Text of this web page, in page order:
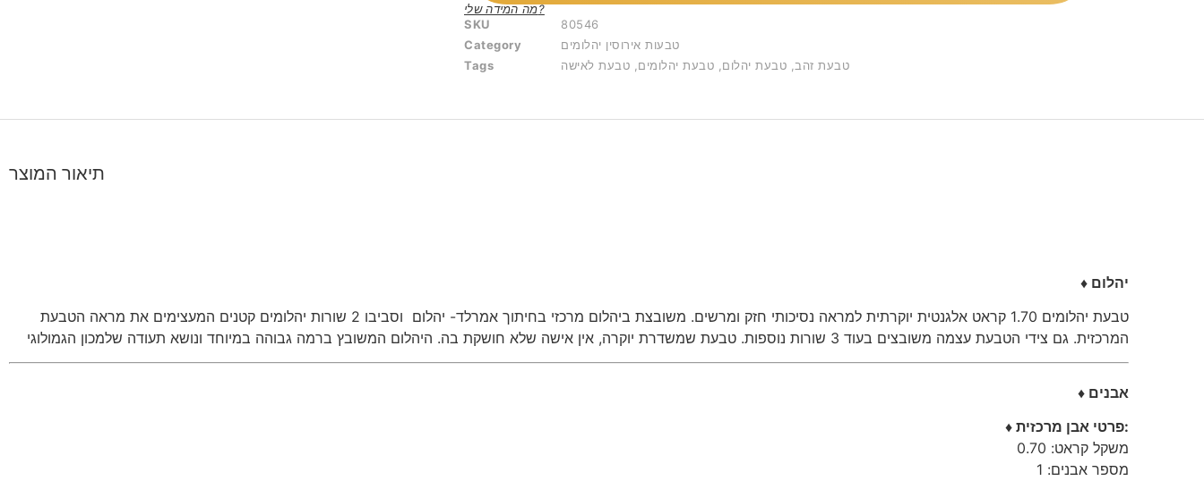
מה המידה שלי?
SKU
80546
Category
טבעות אירוסין יהלומים
Tags
טבעת זהב טבעת יהלום טבעת יהלומים טבעת לאישה
תיאור המוצר
♦ יהלום
טבעת יהלומים 1.70 קראט אלגנטית יוקרתית למראה נסיכותי חזק ומרשים. משובצת ביהלום מרכזי בחיתוך אמרלד- יהלום וסביבו 2 שורות יהלומים קטנים המעצימים את מראה הטבעת
המרכזית. גם צידי הטבעת עצמה משובצים בעוד 3 שורות נוספות. טבעת שמשדרת יוקרה, אין אישה שלא חושקת בה. היהלום המשובץ ברמה גבוהה במיוחד ונושא תעודה שלמכון הגמולוגי
♦ אבנים
♦ פרטי אבן מרכזית:
משקל קראט: 0.70
מספר אבנים: 1